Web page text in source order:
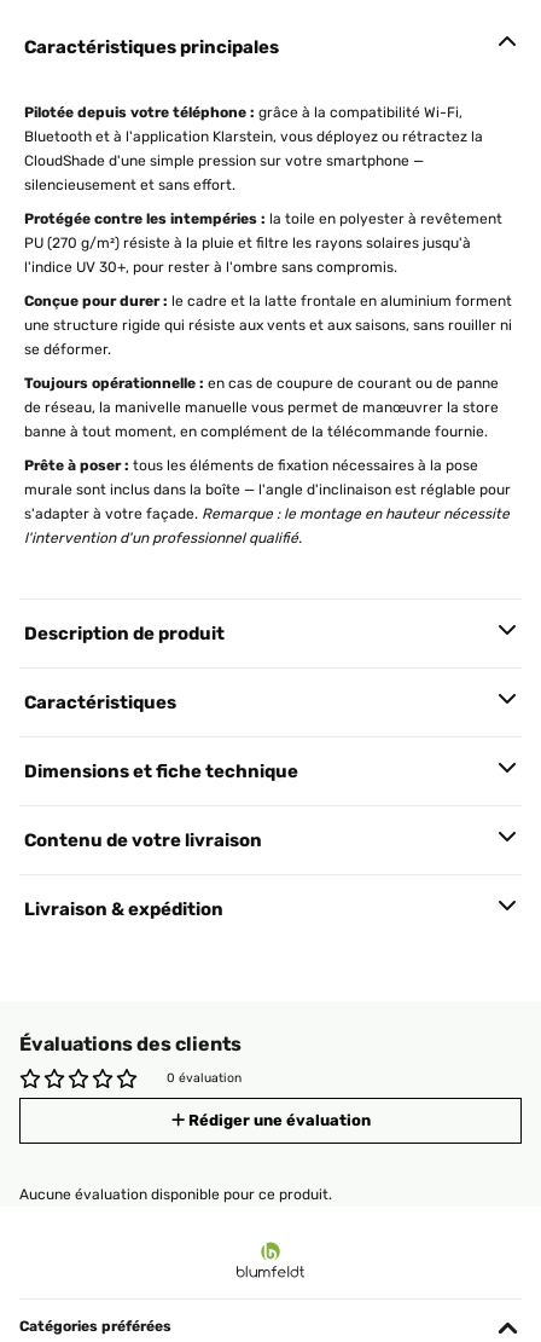
Caractéristiques principales
Pilotée depuis votre téléphone : grâce à la compatibilité Wi-Fi,
Bluetooth et à l'application Klarstein, vous déployez ou rétractez la
CloudShade d'une simple pression sur votre smartphone —
silencieusement et sans effort.
Protégée contre les intempéries : la toile en polyester à revêtement
PU (270 g/m²) résiste à la pluie et filtre les rayons solaires jusqu'à
l'indice UV 30+, pour rester à l'ombre sans compromis.
Conçue pour durer : le cadre et la latte frontale en aluminium forment
une structure rigide qui résiste aux vents et aux saisons, sans rouiller ni
se déformer.
Toujours opérationnelle : en cas de coupure de courant ou de panne
de réseau, la manivelle manuelle vous permet de manœuvrer la store
banne à tout moment, en complément de la télécommande fournie.
Prête à poser : tous les éléments de fixation nécessaires à la pose
murale sont inclus dans la boîte — l'angle d'inclinaison est réglable pour
s'adapter à votre façade. Remarque : le montage en hauteur nécessite
l'intervention d'un professionnel qualifié.
Description de produit
Caractéristiques
Dimensions et fiche technique
Contenu de votre livraison
Livraison & expédition
Évaluations des clients
0 évaluation
Rédiger une évaluation
Aucune évaluation disponible pour ce produit.
Catégories préférées